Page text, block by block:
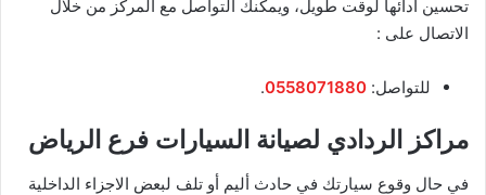
تحسين أدائها لوقت طويل، ويمكنك التواصل مع المركز من خلال
الاتصال على :
​للتواصل: 0558071880
.
مراكز الردادي لصيانة السيارات فرع الرياض
في حال وقوع سيارتك في حادث أليم أو تلف لبعض الاجزاء الداخلية